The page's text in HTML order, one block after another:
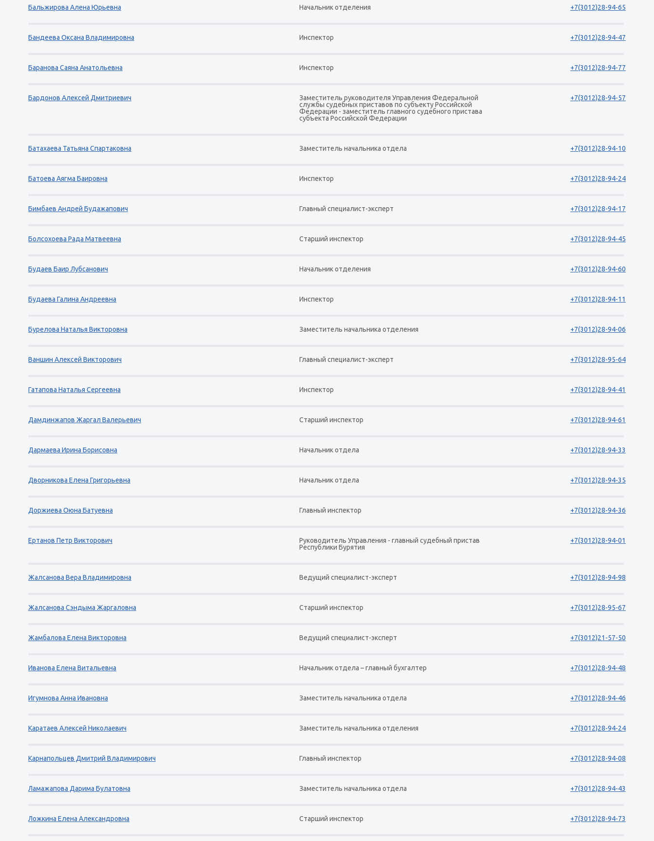
Бальжирова Алена Юрьевна Начальник отделения +7(3012)28-94-65
Бандеева Оксана Владимировна Инспектор +7(3012)28-94-47
Баранова Саяна Анатольевна Инспектор +7(3012)28-94-77
Бардонов Алексей Дмитриевич
Заместитель руководителя Управления Федеральной
службы судебных приставов по субъекту Российской
Федерации - заместитель главного судебного пристава
субъекта Российской Федерации
+7(3012)28-94-57
Батахаева Татьяна Спартаковна Заместитель начальника отдела +7(3012)28-94-10
Батоева Аягма Баировна Инспектор +7(3012)28-94-24
Бимбаев Андрей Будажапович Главный специалист-эксперт +7(3012)28-94-17
Болсохоева Рада Матвеевна Старший инспектор +7(3012)28-94-45
Будаев Баир Лубсанович Начальник отделения +7(3012)28-94-60
Будаева Галина Андреевна Инспектор +7(3012)28-94-11
Бурелова Наталья Викторовна Заместитель начальника отделения +7(3012)28-94-06
Ваншин Алексей Викторович Главный специалист-эксперт +7(3012)28-95-64
Гатапова Наталья Сергеевна Инспектор +7(3012)28-94-41
Дамдинжапов Жаргал Валерьевич Старший инспектор +7(3012)28-94-61
Дармаева Ирина Борисовна Начальник отдела +7(3012)28-94-33
Дворникова Елена Григорьевна Начальник отдела +7(3012)28-94-35
Доржиева Оюна Батуевна Главный инспектор +7(3012)28-94-36
Ертанов Петр Викторович
Руководитель Управления - главный судебный пристав
Республики Бурятия
+7(3012)28-94-01
Жалсанова Вера Владимировна Ведущий специалист-эксперт +7(3012)28-94-98
Жалсанова Сэндыма Жаргаловна Старший инспектор +7(3012)28-95-67
Жамбалова Елена Викторовна Ведущий специалист-эксперт +7(3012)21-57-50
Иванова Елена Витальевна Начальник отдела – главный бухгалтер +7(3012)28-94-48
Игумнова Анна Ивановна Заместитель начальника отдела +7(3012)28-94-46
Каратаев Алексей Николаевич Заместитель начальника отделения +7(3012)28-94-24
Карнапольцев Дмитрий Владимирович Главный инспектор +7(3012)28-94-08
Ламажапова Дарима Булатовна Заместитель начальника отдела +7(3012)28-94-43
Ложкина Елена Александровна Старший инспектор +7(3012)28-94-73